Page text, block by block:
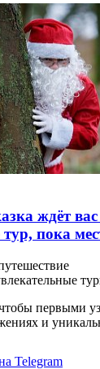
ждёт
пока
первыми
и
Telegram